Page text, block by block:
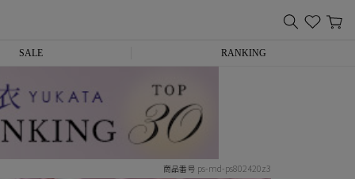
SALE RANKING
商品番号 ps-md-ps802420z3